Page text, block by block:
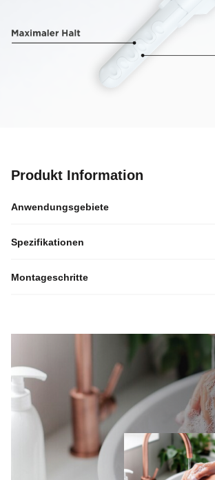
Produkt Information
Anwendungsgebiete
Spezifikationen
Montageschritte